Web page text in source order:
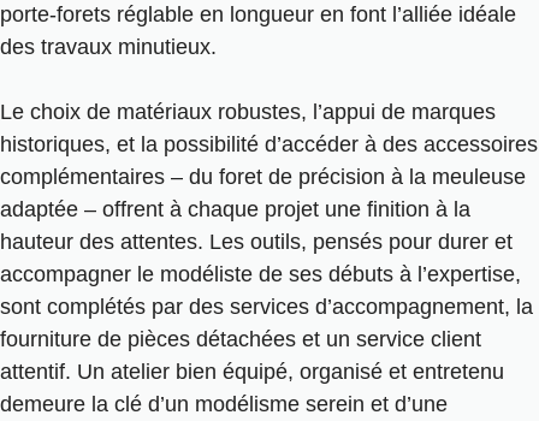
porte-forets réglable en longueur en font l’alliée idéale
des travaux minutieux.
Le choix de matériaux robustes, l’appui de marques
historiques, et la possibilité d’accéder à des accessoires
complémentaires – du foret de précision à la meuleuse
adaptée – offrent à chaque projet une finition à la
hauteur des attentes. Les outils, pensés pour durer et
accompagner le modéliste de ses débuts à l’expertise,
sont complétés par des services d’accompagnement, la
fourniture de pièces détachées et un service client
attentif. Un atelier bien équipé, organisé et entretenu
demeure la clé d’un modélisme serein et d’une